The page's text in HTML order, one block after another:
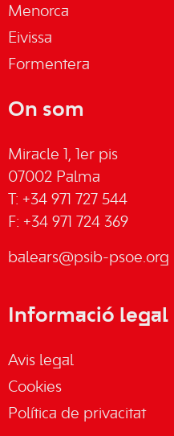
Menorca
Eivissa
Formentera
On som
Miracle 1, 1er pis
07002 Palma
T: +34 971 727 544
F: +34 971 724 369
balears@psib-psoe.org
Informació legal
Avis legal
Cookies
Política de privacitat